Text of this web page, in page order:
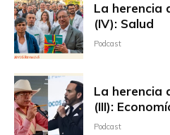
La herencia
(IV): Salud
Podcast
La herencia
(III):
Podcast